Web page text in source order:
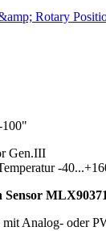
Rotary
Gen.III
-
Sensor
Analog- oder